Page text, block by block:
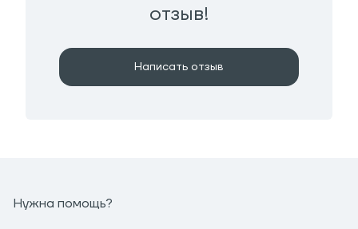
отзыв!
Написать отзыв
Нужна помощь?